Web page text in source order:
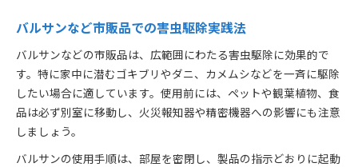
バルサンなど市販品での害虫駆除実践法
バルサンなどの市販品は、広範囲にわたる害虫駆除に効果的で
す。特に家中に潜むゴキブリやダニ、カメムシなどを一斉に駆除
したい場合に適しています。使用前には、ペットや観葉植物、食
品は必ず別室に移動し、火災報知器や精密機器への影響にも注意
しましょう。
バルサンの使用手順は、部屋を密閉し、製品の指示どおりに起動